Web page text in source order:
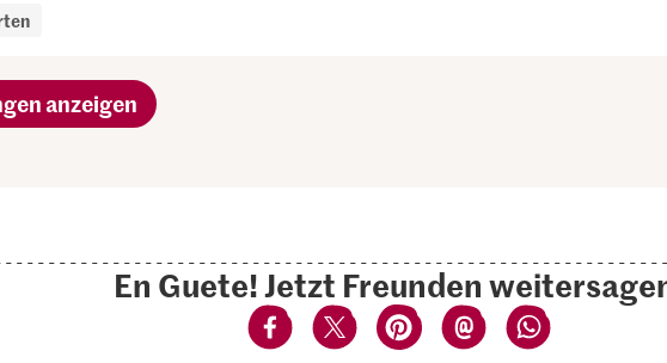
anzeigen
En Guete! Jetzt Freunden